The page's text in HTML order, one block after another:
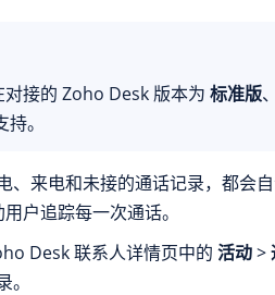
对接的 Zoho Desk 版本为 标准版
。
、来电和未接的通话记录，都会
户追踪每一次通话。
Desk 联系人详情页中的 活动>